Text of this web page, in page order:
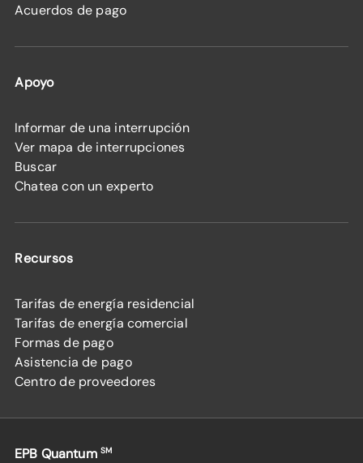
Acuerdos de pago
Apoyo
Informar de una interrupción
Ver mapa de interrupciones
Buscar
Chatea con un experto
Recursos
Tarifas de energía residencial
Tarifas de energía comercial
Formas de pago
Asistencia de pago
Centro de proveedores
EPB Quantum SM